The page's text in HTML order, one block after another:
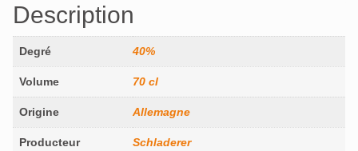
Description
Degré 40%
Volume 70 cl
Origine Allemagne
Producteur Schladerer